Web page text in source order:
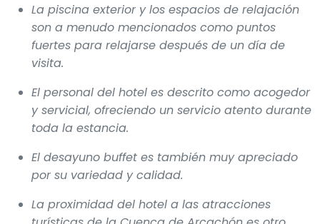
La piscina exterior y los espacios de relajación
son a menudo mencionados como puntos
fuertes para relajarse después de un día de
visita.
El personal del hotel es descrito como acogedor
y servicial, ofreciendo un servicio atento durante
toda la estancia.
El desayuno buffet es también muy apreciado
por su variedad y calidad.
La proximidad del hotel a las atracciones